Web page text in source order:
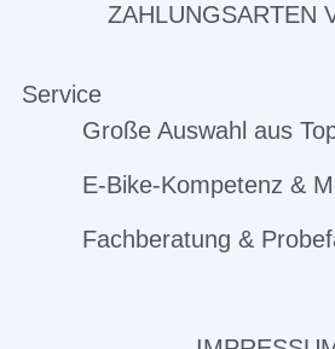
ZAHLUNGSARTEN
Service
Große Auswahl aus
E-Bike-Kompetenz &
Fachberatung &